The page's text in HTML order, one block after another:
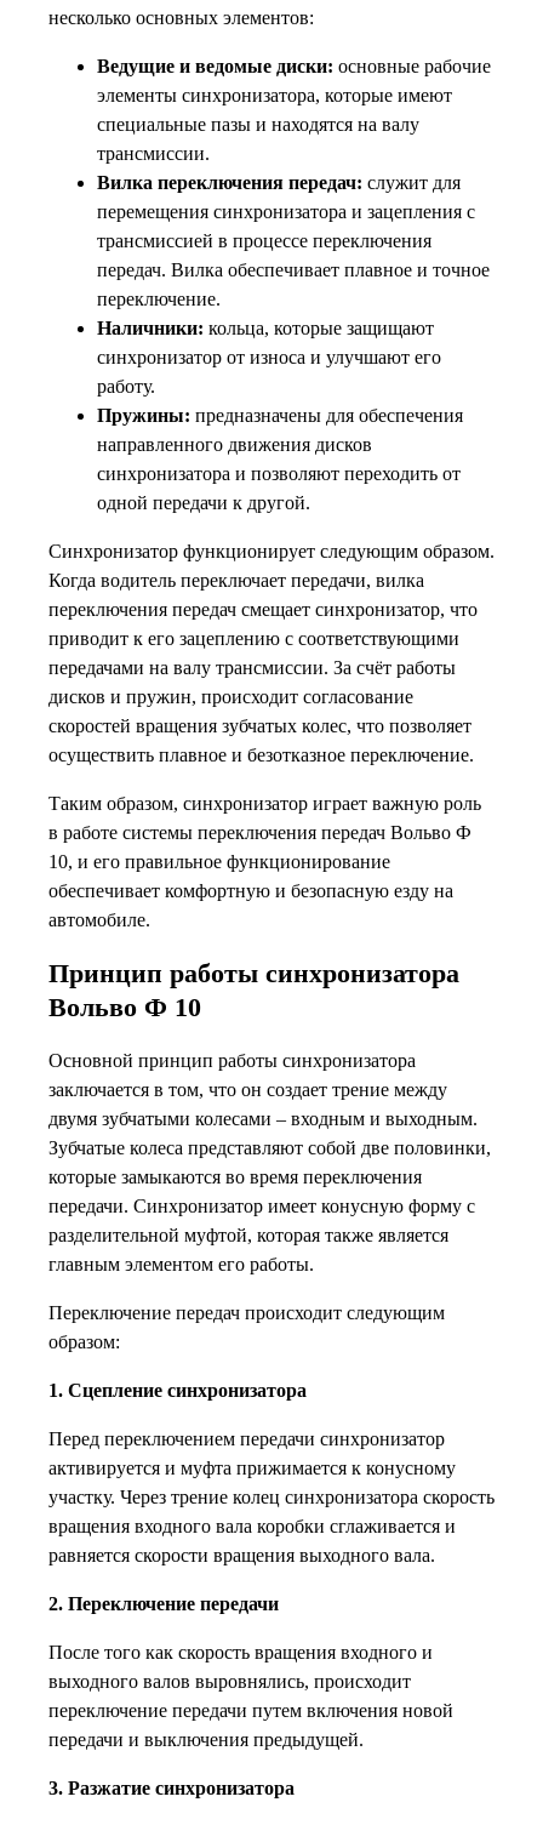
несколько основных элементов:
Ведущие и ведомые диски: основные рабочие
элементы синхронизатора, которые имеют
специальные пазы и находятся на валу
трансмиссии.
Вилка переключения передач: служит для
перемещения синхронизатора и зацепления с
трансмиссией в процессе переключения
передач. Вилка обеспечивает плавное и точное
переключение.
Наличники: кольца, которые защищают
синхронизатор от износа и улучшают его
работу.
Пружины: предназначены для обеспечения
направленного движения дисков
синхронизатора и позволяют переходить от
одной передачи к другой.
Синхронизатор функционирует следующим образом.
Когда водитель переключает передачи, вилка
переключения передач смещает синхронизатор, что
приводит к его зацеплению с соответствующими
передачами на валу трансмиссии. За счёт работы
дисков и пружин, происходит согласование
скоростей вращения зубчатых колес, что позволяет
осуществить плавное и безотказное переключение.
Таким образом, синхронизатор играет важную роль
в работе системы переключения передач Вольво Ф
10, и его правильное функционирование
обеспечивает комфортную и безопасную езду на
автомобиле.
Принцип работы синхронизатора
Вольво Ф 10
Основной принцип работы синхронизатора
заключается в том, что он создает трение между
двумя зубчатыми колесами – входным и выходным.
Зубчатые колеса представляют собой две половинки,
которые замыкаются во время переключения
передачи. Синхронизатор имеет конусную форму с
разделительной муфтой, которая также является
главным элементом его работы.
Переключение передач происходит следующим
образом:
1. Сцепление синхронизатора
Перед переключением передачи синхронизатор
активируется и муфта прижимается к конусному
участку. Через трение колец синхронизатора скорость
вращения входного вала коробки сглаживается и
равняется скорости вращения выходного вала.
2. Переключение передачи
После того как скорость вращения входного и
выходного валов выровнялись, происходит
переключение передачи путем включения новой
передачи и выключения предыдущей.
3. Разжатие синхронизатора